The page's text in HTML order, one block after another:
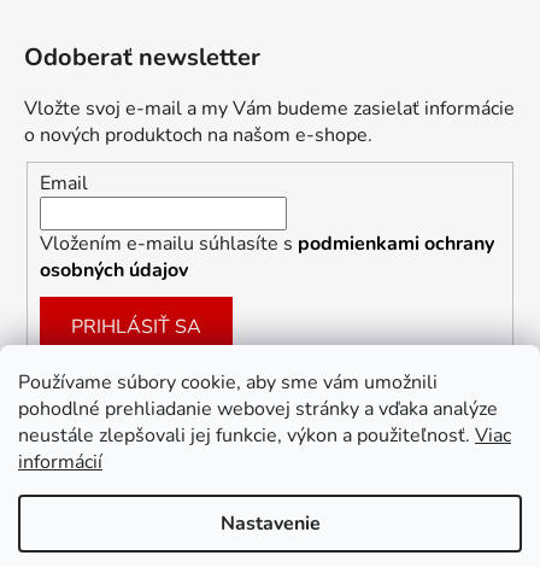
Používame súbory cookie, aby sme vám umožnili
pohodlné prehliadanie webovej stránky a vďaka analýze
neustále zlepšovali jej funkcie, výkon a použiteľnosť. Viac
informácií
Nastavenie
Odoberať newsletter
Vložte svoj e-mail a my Vám budeme zasielať informácie
o nových produktoch na našom e-shope.
Email
Vložením e-mailu súhlasíte s podmienkami ochrany
osobných údajov
PRIHLÁSIŤ SA
Facebook